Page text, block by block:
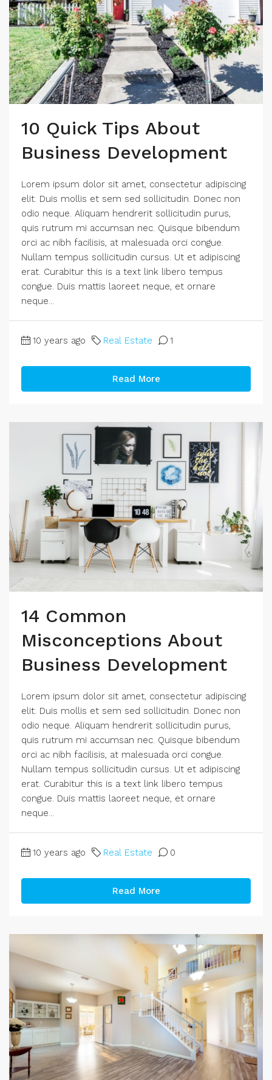
10 Quick Tips About
Business Development
Lorem ipsum dolor sit amet, consectetur adipiscing
elit. Duis mollis et sem sed sollicitudin. Donec non
odio neque. Aliquam hendrerit sollicitudin purus,
quis rutrum mi accumsan nec. Quisque bibendum
orci ac nibh facilisis, at malesuada orci congue.
Nullam tempus sollicitudin cursus. Ut et adipiscing
erat. Curabitur this is a text link libero tempus
congue. Duis mattis laoreet neque, et ornare
neque...
10 years ago Real Estate 1
Read More
14 Common
Misconceptions About
Business Development
Lorem ipsum dolor sit amet, consectetur adipiscing
elit. Duis mollis et sem sed sollicitudin. Donec non
odio neque. Aliquam hendrerit sollicitudin purus,
quis rutrum mi accumsan nec. Quisque bibendum
orci ac nibh facilisis, at malesuada orci congue.
Nullam tempus sollicitudin cursus. Ut et adipiscing
erat. Curabitur this is a text link libero tempus
congue. Duis mattis laoreet neque, et ornare
neque...
10 years ago Real Estate 0
Read More